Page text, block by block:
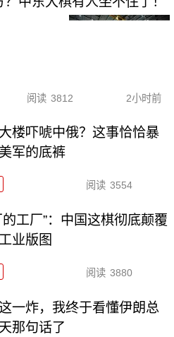
阅读 3812 2小时前
楼吓唬中俄？这事恰恰暴
军的底裤
阅读 3554
的工厂”：中国这棋彻底颠覆
业版图
阅读 3880
一炸，我终于看懂伊朗总
那句话了